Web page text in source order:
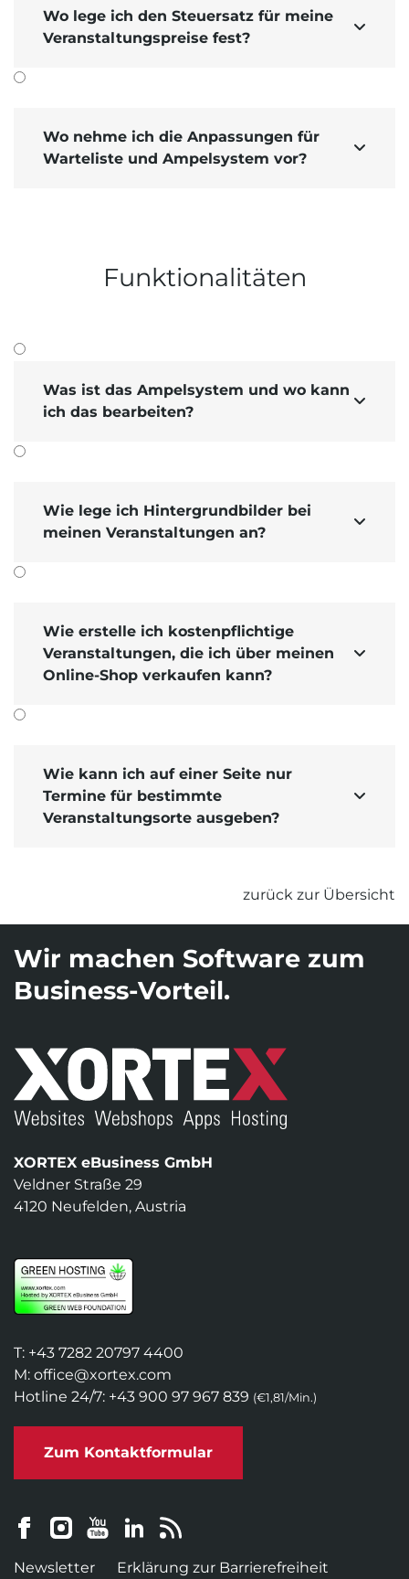
Wo lege ich den Steuersatz für meine
Veranstaltungspreise fest?

Wo nehme ich die Anpassungen für
Warteliste und Ampelsystem vor?

Funktionalitäten
Was ist das Ampelsystem und wo kann
ich das bearbeiten?

Wie lege ich Hintergrundbilder bei
meinen Veranstaltungen an?

Wie erstelle ich kostenpflichtige
Veranstaltungen, die ich über meinen
Online-Shop verkaufen kann?

Wie kann ich auf einer Seite nur
Termine für bestimmte
Veranstaltungsorte ausgeben?

zurück zur Übersicht
Wir machen Software zum
Business-Vorteil.
XORTEX eBusiness GmbH
Veldner Straße 29
4120 Neufelden, Austria
T: +43 7282 20797 4400
M: office@xortex.com
Hotline 24/7: +43 900 97 967 839 (€1,81/Min.)
Zum Kontaktformular
Newsletter Erklärung zur Barrierefreiheit